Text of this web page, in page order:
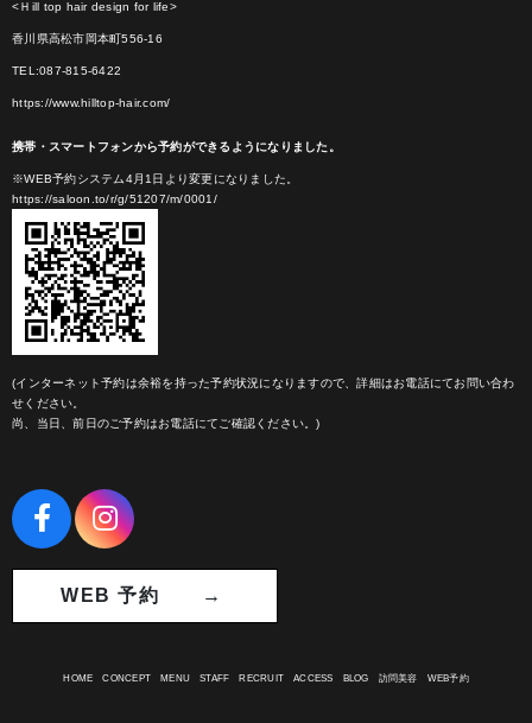
<Ｈill top hair design for life>
香川県高松市岡本町556-16
TEL:087-815-6422
https://www.hilltop-hair.com/
携帯・スマートフォンから予約ができるようになりました。
※WEB予約システム4月1日より変更になりました。
https://saloon.to/r/g/51207/m/0001/
(インターネット予約は余裕を持った予約状況になりますので、詳細はお電話にてお問い合わ
せください。
尚、当日、前日のご予約はお電話にてご確認ください。)
WEB 予約 →
HOME CONCEPT MENU STAFF RECRUIT ACCESS BLOG 訪問美容 WEB予約